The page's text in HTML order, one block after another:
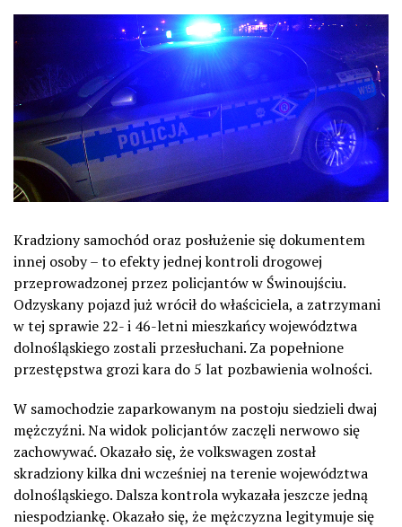
Kradziony samochód oraz posłużenie się dokumentem
innej osoby – to efekty jednej kontroli drogowej
przeprowadzonej przez policjantów w Świnoujściu.
Odzyskany pojazd już wrócił do właściciela, a zatrzymani
w tej sprawie 22- i 46-letni mieszkańcy województwa
dolnośląskiego zostali przesłuchani. Za popełnione
przestępstwa grozi kara do 5 lat pozbawienia wolności.
W samochodzie zaparkowanym na postoju siedzieli dwaj
mężczyźni. Na widok policjantów zaczęli nerwowo się
zachowywać. Okazało się, że volkswagen został
skradziony kilka dni wcześniej na terenie województwa
dolnośląskiego. Dalsza kontrola wykazała jeszcze jedną
niespodziankę. Okazało się, że mężczyzna legitymuje się